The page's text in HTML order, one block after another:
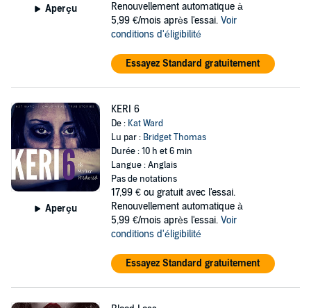
Aperçu
Renouvellement automatique à
5,99 €/mois après l'essai. Voir
conditions d'éligibilité
Essayez Standard gratuitement
Aperçu
KERI 6
De : Kat Ward
Lu par : Bridget Thomas
Durée : 10 h et 6 min
Langue : Anglais
Pas de notations
17,99 € ou gratuit avec l'essai.
Renouvellement automatique à
5,99 €/mois après l'essai. Voir
conditions d'éligibilité
Essayez Standard gratuitement